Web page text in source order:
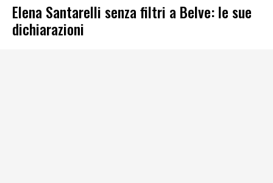
Elena Santarelli senza filtri a Belve: le sue
dichiarazioni